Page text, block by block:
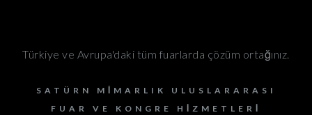
Türkiye ve Avrupa'daki tüm fuarlarda çözüm ortağınız.
SATÜRN MIMARLIK ULUSLARARASI
FUAR VE KONGRE HIZMETLERI